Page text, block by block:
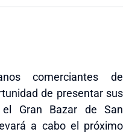
comerciantes de
de presentar sus
Gran Bazar de San
a cabo el próximo